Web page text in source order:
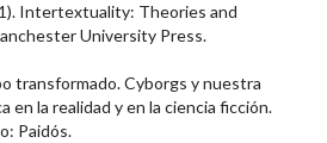
Intertextuality: Theories and
University Press.
transformado. Cyborgs y nuestra
en la realidad y en la ciencia ficción.
Paidós.